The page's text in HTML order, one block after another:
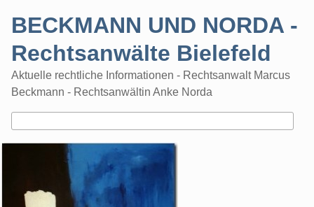
BECKMANN UND NORDA -
Rechtsanwälte Bielefeld
Aktuelle rechtliche Informationen - Rechtsanwalt Marcus
Beckmann - Rechtsanwältin Anke Norda